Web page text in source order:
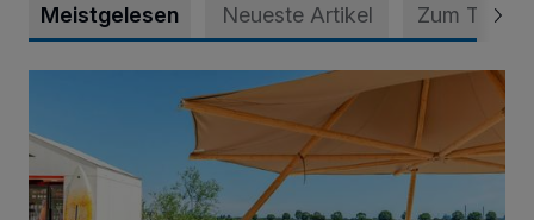
Meistgelesen Neueste Artikel Zum Thema
Die „Rhine Side“ geht in die Verlängerung